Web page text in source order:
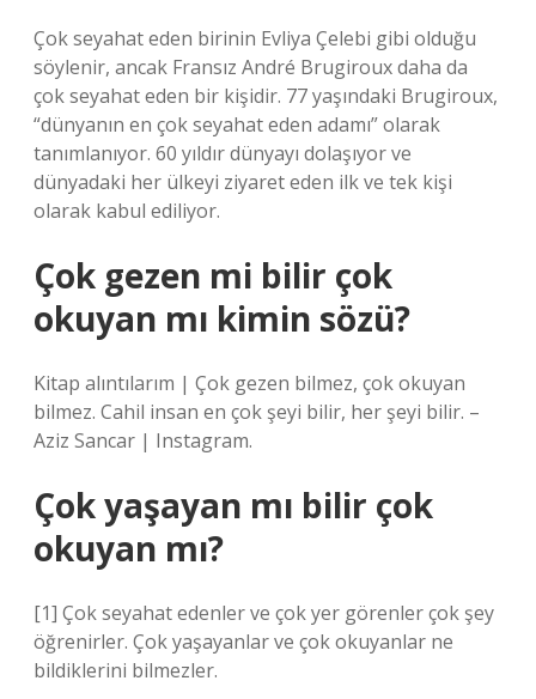
Çok seyahat eden birinin Evliya Çelebi gibi olduğu
söylenir, ancak Fransız André Brugiroux daha da
çok seyahat eden bir kişidir. 77 yaşındaki Brugiroux,
“dünyanın en çok seyahat eden adamı” olarak
tanımlanıyor. 60 yıldır dünyayı dolaşıyor ve
dünyadaki her ülkeyi ziyaret eden ilk ve tek kişi
olarak kabul ediliyor.
Çok gezen mi bilir çok
okuyan mı kimin sözü?
Kitap alıntılarım | Çok gezen bilmez, çok okuyan
bilmez. Cahil insan en çok şeyi bilir, her şeyi bilir. –
Aziz Sancar | Instagram.
Çok yaşayan mı bilir çok
okuyan mı?
[1] Çok seyahat edenler ve çok yer görenler çok şey
öğrenirler. Çok yaşayanlar ve çok okuyanlar ne
bildiklerini bilmezler.